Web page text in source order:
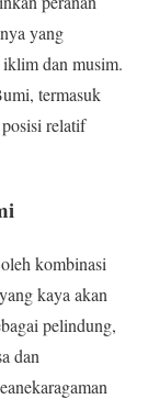
yang
iklim dan musim.
termasuk
relatif
kombinasi
yang kaya akan
pelindung,
dan